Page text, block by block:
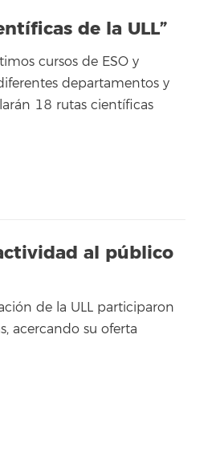
de la ULL”
cursos de ESO y
departamentos y
18 rutas científicas
al público
de la ULL participaron
acercando su oferta